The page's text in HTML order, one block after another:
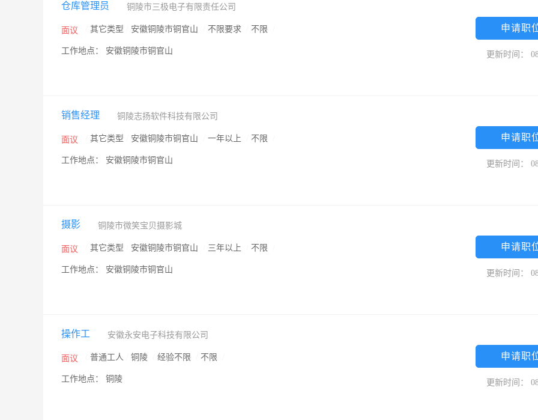
仓库管理员 铜陵市三极电子有限责任公司
面议 其它类型 安徽铜陵市铜官山 不限要求 不限
工作地点： 安徽铜陵市铜官山
申请职
更新时间：
销售经理 铜陵志扬软件科技有限公司
面议 其它类型 安徽铜陵市铜官山 一年以上 不限
工作地点： 安徽铜陵市铜官山
申请职
更新时间：
摄影 铜陵市微笑宝贝摄影城
面议 其它类型 安徽铜陵市铜官山 三年以上 不限
工作地点： 安徽铜陵市铜官山
申请职
更新时间：
操作工 安徽永安电子科技有限公司
面议 普通工人 铜陵 经验不限 不限
工作地点： 铜陵
申请职
更新时间：